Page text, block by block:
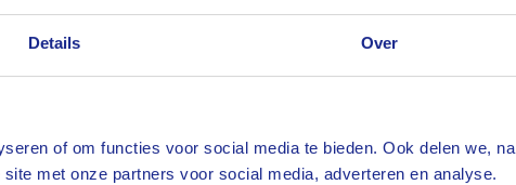
Details Over
of om functies voor social media te bieden. Ook delen we, na
met onze partners voor social media, adverteren en analyse.
specifieke data en details. We kunnen niet wachten om